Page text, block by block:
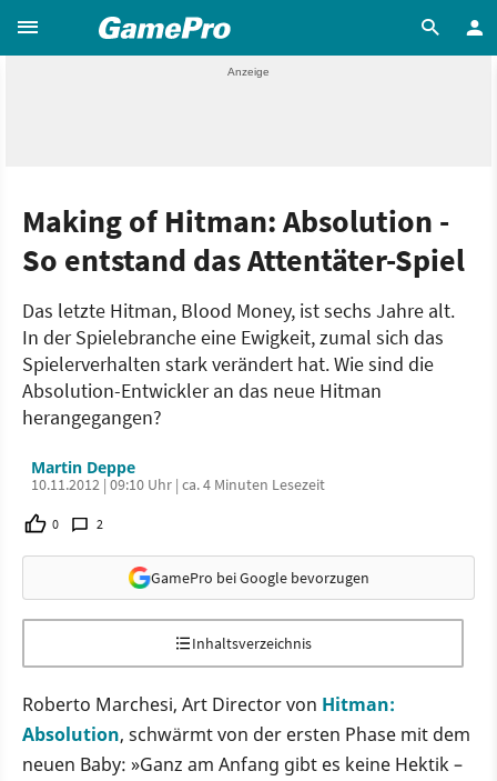
Making of Hitman: Absolution -
So entstand das Attentäter-Spiel
Das letzte Hitman, Blood Money, ist sechs Jahre alt.
In der Spielebranche eine Ewigkeit, zumal sich das
Spielerverhalten stark verändert hat. Wie sind die
Absolution-Entwickler an das neue Hitman
herangegangen?
Martin Deppe
10.11.2012 | 09:10 Uhr | ca. 4 Minuten Lesezeit
0 2
GamePro bei Google bevorzugen
Inhaltsverzeichnis
Roberto Marchesi, Art Director von Hitman:
Absolution, schwärmt von der ersten Phase mit dem
neuen Baby: »Ganz am Anfang gibt es keine Hektik –